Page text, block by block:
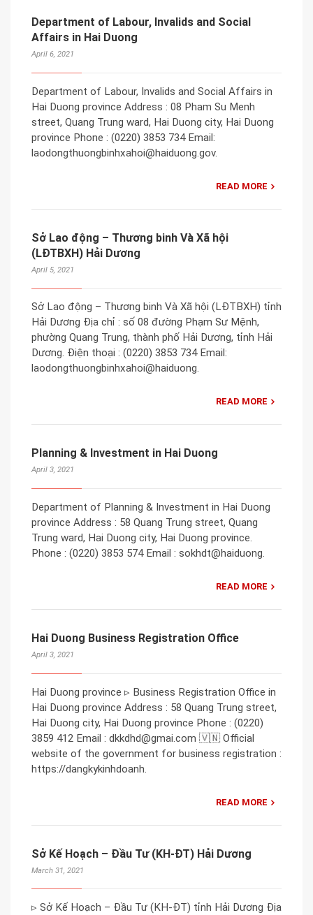
Department of Labour, Invalids and Social
Affairs in Hai Duong
April 6, 2021
Department of Labour, Invalids and Social Affairs in
Hai Duong province Address : 08 Pham Su Menh
street, Quang Trung ward, Hai Duong city, Hai Duong
province Phone : (0220) 3853 734 Email:
laodongthuongbinhxahoi@haiduong.gov.
READ MORE
Sở Lao động – Thương binh Và Xã hội
(LĐTBXH) Hải Dương
April 5, 2021
Sở Lao động – Thương binh Và Xã hội (LĐTBXH) tỉnh
Hải Dương Địa chỉ : số 08 đường Phạm Sư Mệnh,
phường Quang Trung, thành phố Hải Dương, tỉnh Hải
Dương. Điện thoại : (0220) 3853 734 Email:
laodongthuongbinhxahoi@haiduong.
READ MORE
Planning & Investment in Hai Duong
April 3, 2021
Department of Planning & Investment in Hai Duong
province Address : 58 Quang Trung street, Quang
Trung ward, Hai Duong city, Hai Duong province.
Phone : (0220) 3853 574 Email : sokhdt@haiduong.
READ MORE
Hai Duong Business Registration Office
April 3, 2021
Hai Duong province ▹ Business Registration Office in
Hai Duong province Address : 58 Quang Trung street,
Hai Duong city, Hai Duong province Phone : (0220)
3859 412 Email : dkkdhd@gmai.com 🇻🇳 Official
website of the government for business registration :
https://dangkykinhdoanh.
READ MORE
Sở Kế Hoạch – Đầu Tư (KH-ĐT) Hải Dương
March 31, 2021
▹ Sở Kế Hoạch – Đầu Tư (KH-ĐT) tỉnh Hải Dương Địa